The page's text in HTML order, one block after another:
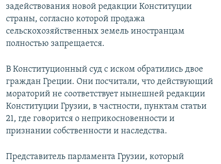
задействования новой редакции Конституции
страны, согласно которой продажа
сельскохозяйственных земель иностранцам
полностью запрещается.
В Конституционный суд с иском обратились двое
граждан Греции. Они посчитали, что действующий
мораторий не соответствует нынешней редакции
Конституции Грузии, в частности, пунктам статьи
21, где говорится о неприкосновенности и
признании собственности и наследства.
Представитель парламента Грузии, который